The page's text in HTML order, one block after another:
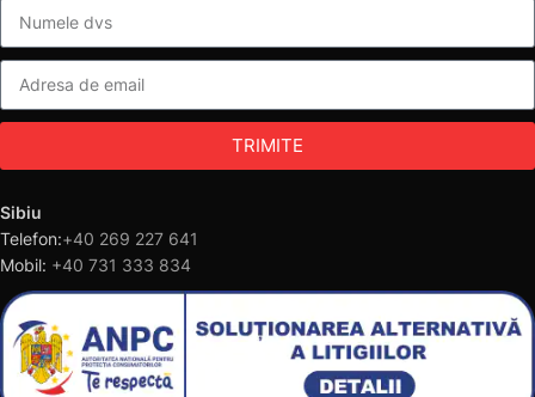
TRIMITE
Sibiu
Telefon:+40 269 227 641
Mobil: +40 731 333 834